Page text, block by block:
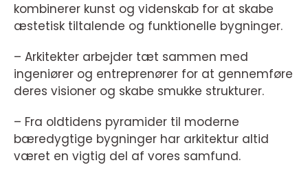
kombinerer kunst og videnskab for at skabe
æstetisk tiltalende og funktionelle bygninger.
– Arkitekter arbejder tæt sammen med
ingeniører og entreprenører for at gennemføre
deres visioner og skabe smukke strukturer.
– Fra oldtidens pyramider til moderne
bæredygtige bygninger har arkitektur altid
været en vigtig del af vores samfund.